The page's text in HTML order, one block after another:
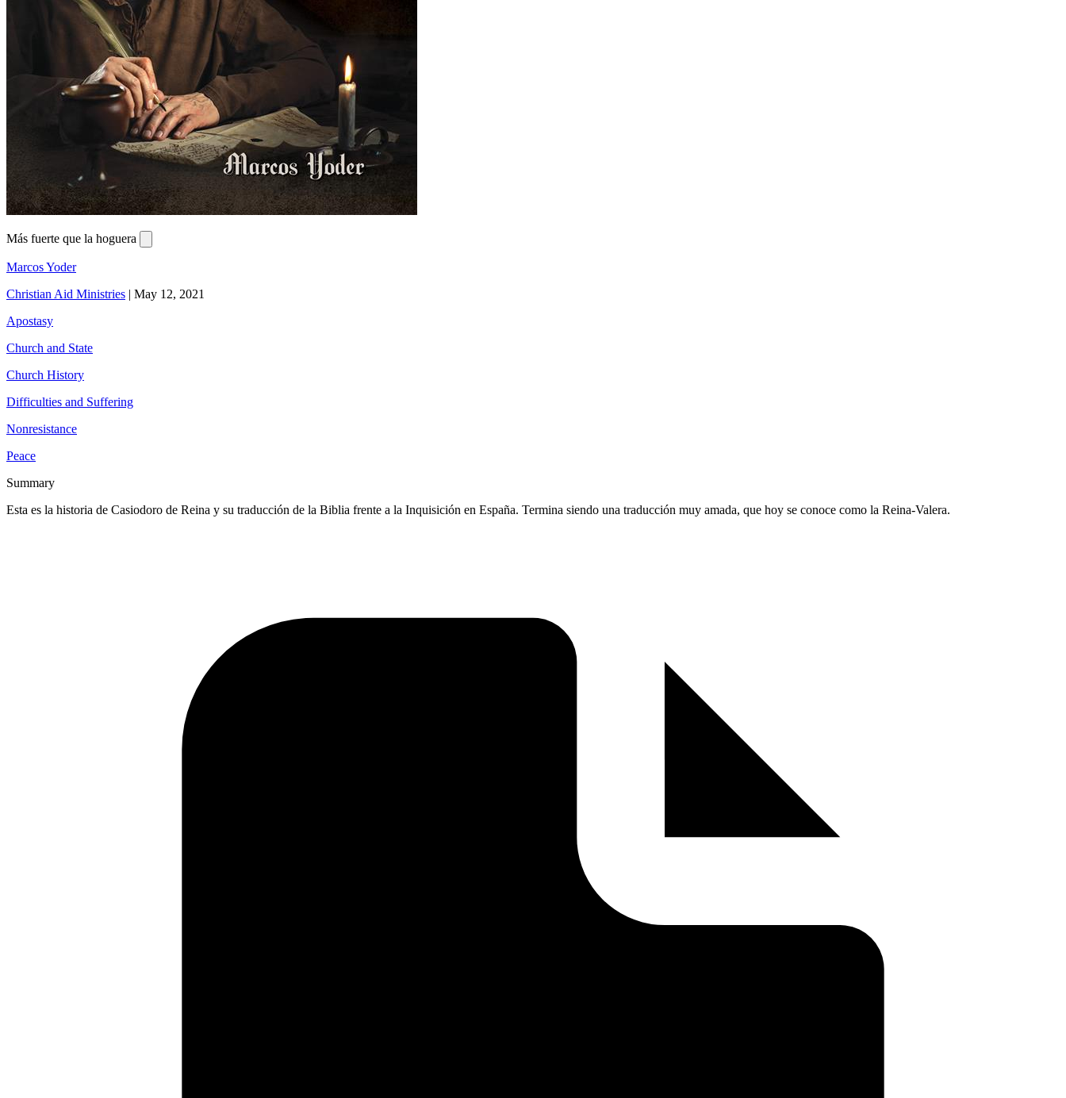
Más fuerte que la hoguera
Marcos Yoder
Christian Aid Ministries | May 12, 2021
Apostasy
Church and State
Church History
Difficulties and Suffering
Nonresistance
Peace
Summary
Esta es la historia de Casiodoro de Reina y su traducción de la Biblia frente a la Inquisición en España. Termina siendo una traducción muy amada, que hoy se conoce como la Reina-Valera.